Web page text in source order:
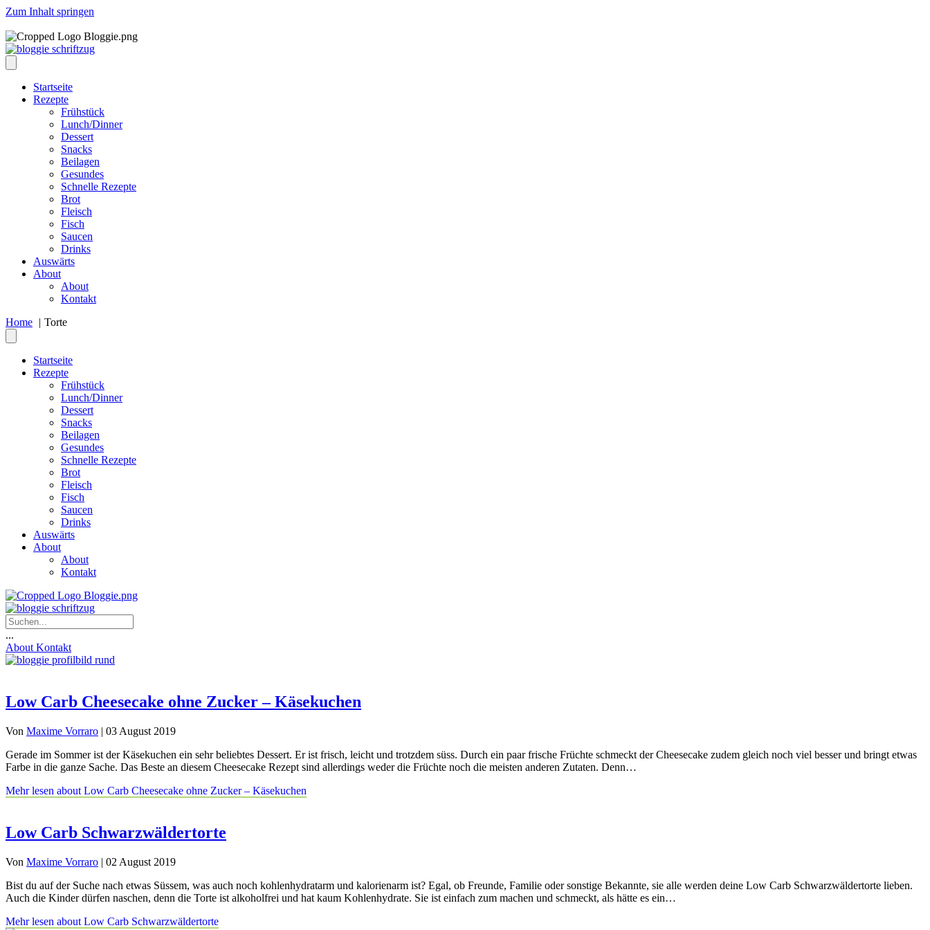
Zum Inhalt springen
Startseite
Rezepte
Frühstück
Lunch/Dinner
Dessert
Snacks
Beilagen
Gesundes
Schnelle Rezepte
Brot
Fleisch
Fisch
Saucen
Drinks
Auswärts
About
About
Kontakt
Home
Torte
Startseite
Rezepte
Frühstück
Lunch/Dinner
Dessert
Snacks
Beilagen
Gesundes
Schnelle Rezepte
Brot
Fleisch
Fisch
Saucen
Drinks
Auswärts
About
About
Kontakt
...
About Kontakt
Low Carb Cheesecake ohne Zucker – Käsekuchen
Von Maxime Vorraro | 03 August 2019
Gerade im Sommer ist der Käsekuchen ein sehr beliebtes Dessert. Er ist frisch, leicht und trotzdem süss. Durch ein paar frische Früchte schmeckt der Cheesecake zudem gleich noch viel besser und bringt etwas
Farbe in die ganze Sache. Das Beste an diesem Cheesecake Rezept sind allerdings weder die Früchte noch die meisten anderen Zutaten. Denn…
Mehr lesen about Low Carb Cheesecake ohne Zucker – Käsekuchen
Low Carb Schwarzwäldertorte
Von Maxime Vorraro | 02 August 2019
Bist du auf der Suche nach etwas Süssem, was auch noch kohlenhydratarm und kalorienarm ist? Egal, ob Freunde, Familie oder sonstige Bekannte, sie alle werden deine Low Carb Schwarzwäldertorte lieben.
Auch die Kinder dürfen naschen, denn die Torte ist alkoholfrei und hat kaum Kohlenhydrate. Sie ist einfach zum machen und schmeckt, als hätte es ein…
Mehr lesen about Low Carb Schwarzwäldertorte